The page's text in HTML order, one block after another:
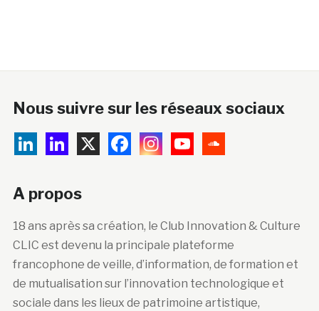
Nous suivre sur les réseaux sociaux
A propos
18 ans après sa création, le Club Innovation & Culture
CLIC est devenu la principale plateforme
francophone de veille, d’information, de formation et
de mutualisation sur l’innovation technologique et
sociale dans les lieux de patrimoine artistique,